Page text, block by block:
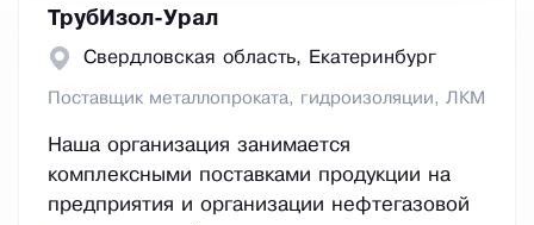
ТрубИзол-Урал
Свердловская область, Екатеринбург
Поставщик металлопроката, гидроизоляции, ЛКМ
Наша организация занимается
комплексными поставками продукции на
предприятия и организации нефтегазовой